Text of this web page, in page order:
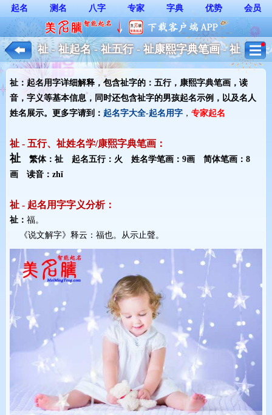
起名 测名 八字 专家 字典 优势 会员
祉 - 祉起名 - 祉五行 - 祉康熙字典笔画 - 祉
起名用字解释 - 男孩起名
祉：起名用字详细解释，包含祉字的：五行，康熙字典笔画，读
音，字义等基本信息，同时还包含祉字的男孩起名示例，以及名人
姓名展示。更多字请到： 起名字大全-起名用字 ， 专家起名
祉 - 五行、祉姓名学/康熙字典笔画：
祉繁体：祉 起名五行：火 姓名学笔画：9画 简体笔画：8
画 读音：zhǐ
祉 - 起名用字字义分析：
祉： 福。
《说文解字》释云：福也。从示止聲。